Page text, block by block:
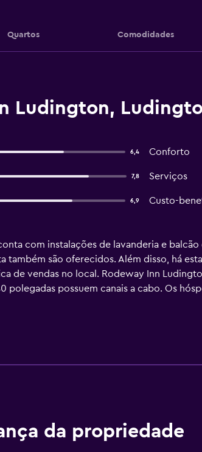
Quartos Comodidades
Ludington,
6,4 Conforto
7,8 Serviços
6,9 Custo-
com instalações de lavanderia e
também são oferecidos. Além disso, há
de vendas no local. Rodeway Inn
polegadas possuem canais a cabo. Os
e telefones; chamadas locais
As atividades recreativas listadas
da propriedade